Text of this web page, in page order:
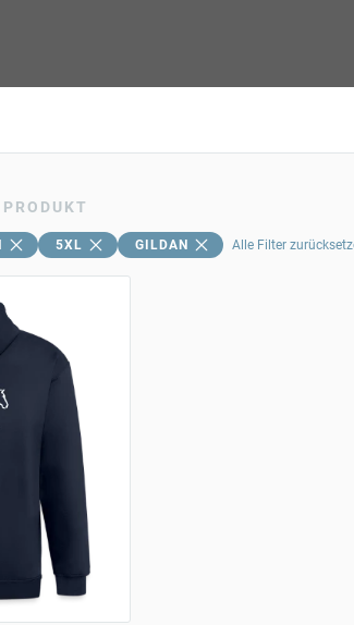
PRODUKT
5XL GILDAN Alle Filter